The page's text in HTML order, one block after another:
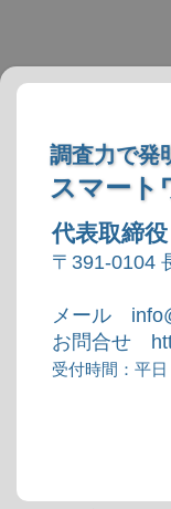
調査力で発
スマート
代表取締
〒391-0104
メール
お問合せ
受付時間：平日